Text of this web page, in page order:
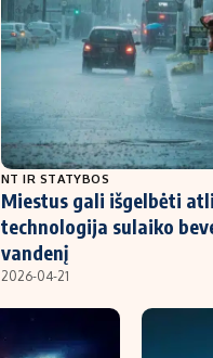
Saulės elektrinės
Kriptovaliutos
Migracija
NT IR STATYBOS
Miestus gali išgelbėti
technologija sulaiko
vandenį
2026-04-21